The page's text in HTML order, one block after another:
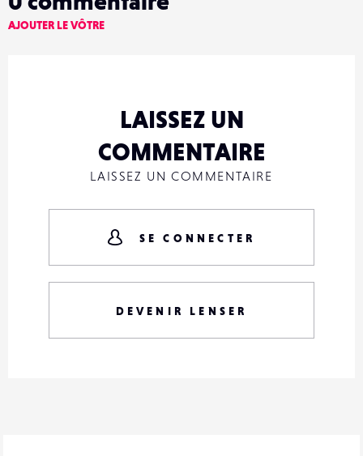
AJOUTER LE VÔTRE
LAISSEZ UN
COMMENTAIRE
LAISSEZ UN COMMENTAIRE
SE CONNECTER
DEVENIR LENSER